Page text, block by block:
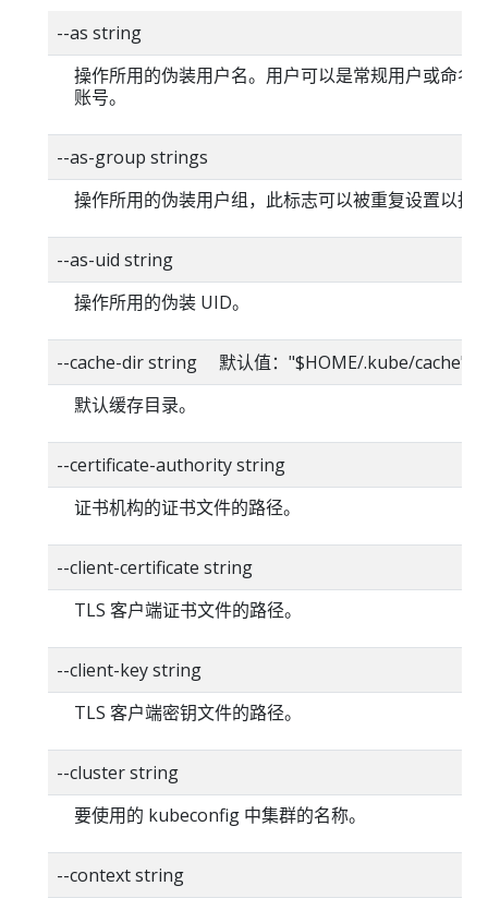
--as string
操作所用的伪装用户名。用户可以是常规用户或命名
账号。
--as-group strings
操作所用的伪装用户组，此标志可以被重复设置以指
--as-uid string
操作所用的伪装 UID。
--cache-dir string 默认值："$HOME/.kube/cache"
默认缓存目录。
--certificate-authority string
证书机构的证书文件的路径。
--client-certificate string
TLS 客户端证书文件的路径。
--client-key string
TLS 客户端密钥文件的路径。
--cluster string
要使用的 kubeconfig 中集群的名称。
--context string